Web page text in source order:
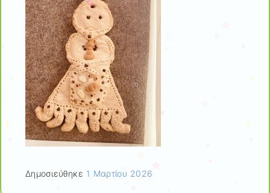
Δημοσιεύθηκε 1 Μαρτίου 2026